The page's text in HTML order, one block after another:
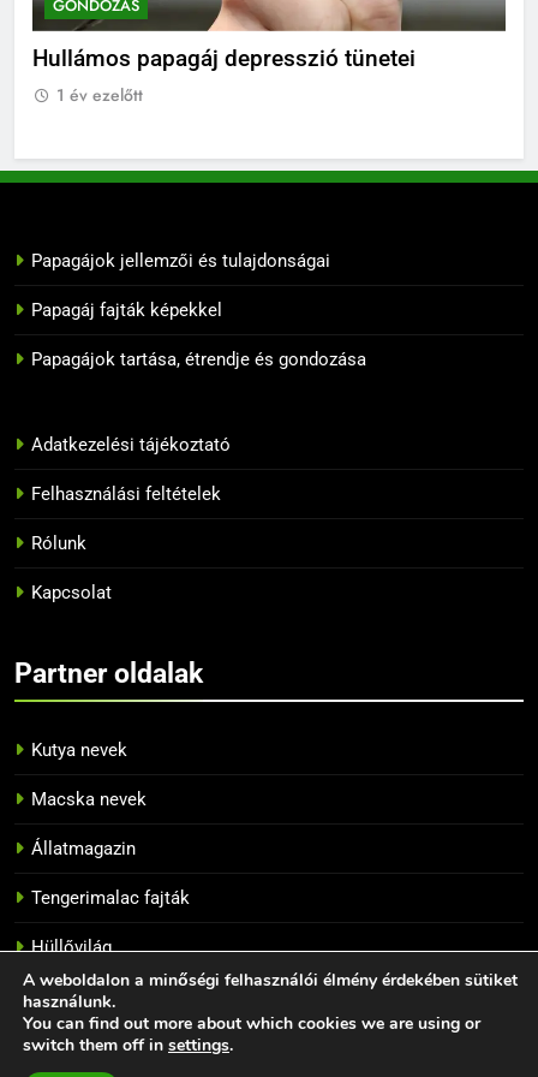
BLOG
szüksége a boldog papagáj
11
Melyik papagáj tanulja meg
leggyorsabban a szavakat?
BLOG
10 tipp, hogyan neveljük
helyesen a papagájunkat
BLOG
13
14
Tiltott zöldségek a papagájok
15
GONDOZÁS
Hullámos papagáj depresszió tünetei
1 év ezelőtt
Papagájok jellemzői és tulajdonságai
Papagáj fajták képekkel
Papagájok tartása, étrendje és gondozása
Adatkezelési tájékoztató
Felhasználási feltételek
Rólunk
Kapcsolat
Partner oldalak
Kutya nevek
Macska nevek
Állatmagazin
Tengerimalac fajták
Hüllővilág
Papagáj fajták - 2026 - Minden jog fenntartva. Powered
A weboldalon a minőségi felhasználói élmény érdekében sütiket
használunk.
You can find out more about which cookies we are using or
switch them off in settings.